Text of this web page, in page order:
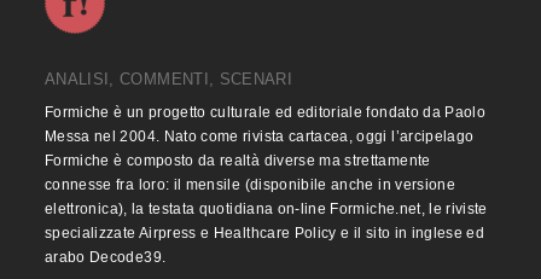
ANALISI, COMMENTI, SCENARI
Formiche è un progetto culturale ed editoriale fondato da Paolo
Messa nel 2004. Nato come rivista cartacea, oggi l’arcipelago
Formiche è composto da realtà diverse ma strettamente
connesse fra loro: il mensile (disponibile anche in versione
elettronica), la testata quotidiana on-line Formiche.net, le riviste
specializzate Airpress e Healthcare Policy e il sito in inglese ed
arabo Decode39.